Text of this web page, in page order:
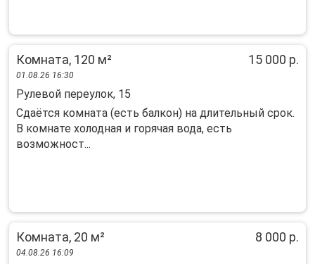
Комната, 120 м² 15 000 р.
01.08.26 16:30
Рулевой переулок, 15
Сдаётся комната (есть балкон) на длительный срок.
В комнате холодная и горячая вода, есть
возможност...
Комната, 20 м² 8 000 р.
04.08.26 16:09